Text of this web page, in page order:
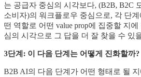
는 공급자 중심의 시각보다, (B2B, B2C
소비자)의 워크플로우 중심으로, 각 단
떤 역할로 어떤 value prop에 집중할 지
심의 시각으로 그 답을 더 잘 찾을 수 있
3단계: 이 다음 단계는 어떻게 진화할까?
B2B AI의 다음 단계가 어떤 형태로 될